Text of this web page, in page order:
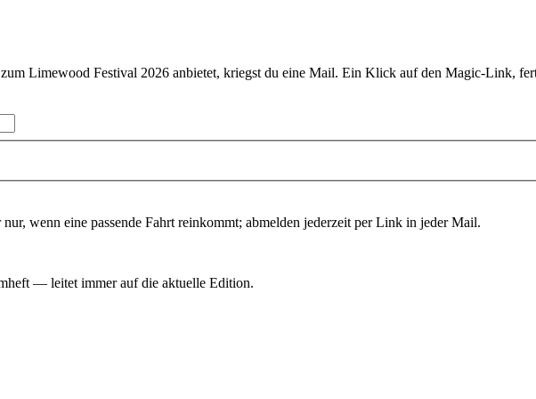
zum Limewood Festival 2026 anbietet, kriegst du eine Mail. Ein Klick auf den Magic-Link,
wenn eine passende Fahrt reinkommt; abmelden jederzeit per Link in jeder Mail.
— leitet immer auf die aktuelle Edition.